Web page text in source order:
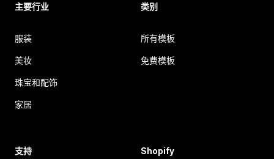
主要行业
服装
美妆
珠宝和配饰
家居
类别
所有模板
免费模板
支持 Shopify